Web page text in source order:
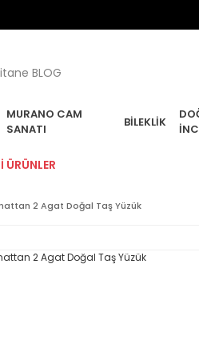
BLOG
MURANO CAM
SANATI
BILEKLIK
ÜRÜNLER
2 Agat Doğal Taş Yüzük